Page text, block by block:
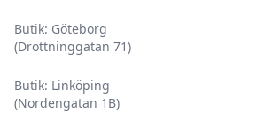
Butik: Göteborg
(Drottninggatan 71)
Butik: Linköping
(Nordengatan 1B)